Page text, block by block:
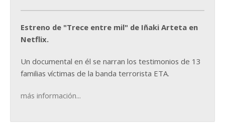
Estreno de "Trece entre mil" de Iñaki Arteta en
Netflix.
Un documental en él se narran los testimonios de 13
familias víctimas de la banda terrorista ETA.
más información...